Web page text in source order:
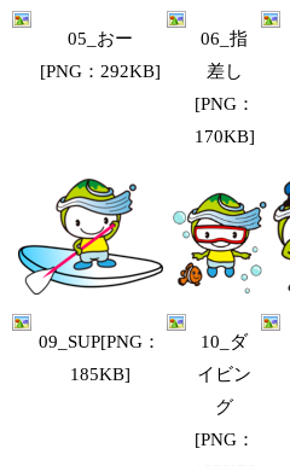
05_おー
[PNG：292KB]
06_指
差し
[PNG：
170KB]
09_SUP[PNG：
185KB]
10_ダ
イビン
グ
[PNG：